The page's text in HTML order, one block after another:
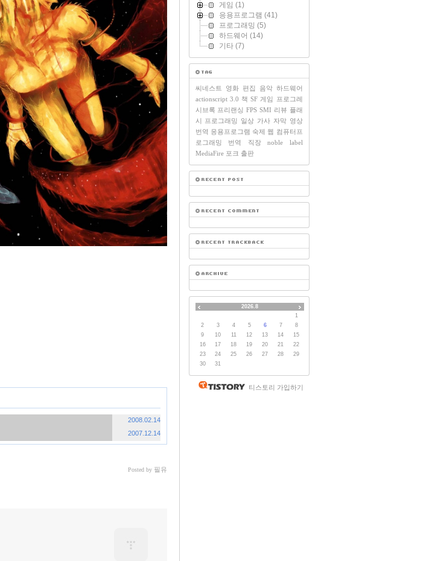
2008.02.14
2007.12.14
Posted by필유
게임 (1)
응용프로그램 (41)
프로그래밍 (5)
하드웨어 (14)
기타(7)
씨네스트 영화 편집 음악 하드웨어
actionscript 3.0 책 SF 게임 프로그레
시브록 프리랜싱 FPS SMI 리뷰 플래
시 프로그래밍 일상 가사 자막 영상
번역 응용프로그램 숙제 웹 컴퓨터프
로그래밍
번역 직장
noble label
MediaFire 포크 출판
2026.8
1
2
3 4 5 6 7
8
9
10 11 12 13 14
15
16
17 18 19 20 21
22
23
24 25 26 27 28
29
30
31
티스토리 가입하기